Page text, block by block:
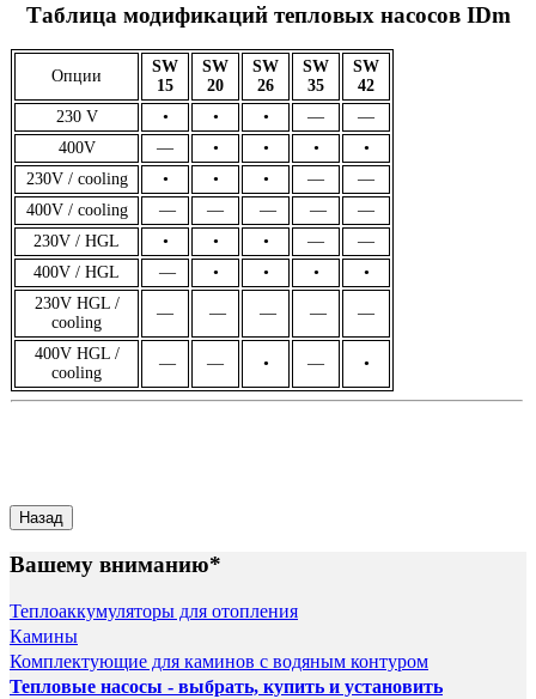
Таблица модификаций тепловых насосов IDm
Опции
SW
15
SW
20
SW
26
SW
35
SW
42
230 V
• • • —
—
400V
— • • •
•
230V / cooling
• • • —
—
400V / cooling
— — — —
—
230V / HGL
• • • —
—
400V / HGL
— • • •
•
230V HGL /
cooling
— — — — —
400V HGL /
cooling
— — • — •
Вашему вниманию*
Теплоаккумуляторы для отопления
Камины
Комплектующие для каминов с водяным контуром
Тепловые насосы - выбрать, купить и установить